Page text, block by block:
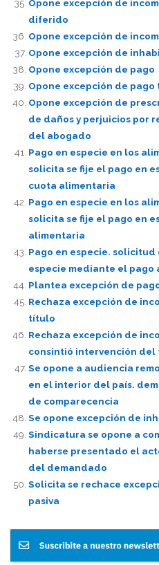
Opone excepción de
diferido
Opone excepción de
Opone excepción de
Opone excepción de pago
Opone excepción de
Opone excepción de
de daños y perjuicios por
del abogado
Pago en especie en los
solicita se fije el pago en
cuota alimentaria
Pago en especie en los
solicita se fije el pago en
alimentaria
Pago en especie.
especie mediante el pago
Plantea excepción de
Rechaza excepción de
título
Rechaza excepción de
consintió intervención del
Se opone a audiencia
en el interior del país.
de comparecencia
Se opone excepción de
Sindicatura se opone a
haberse presentado el
del demandado
Solicita se rechace
pasiva